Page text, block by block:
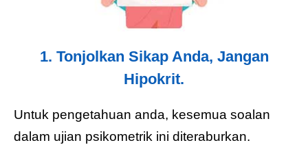
1. Tonjolkan Sikap Anda, Jangan
Hipokrit.
Untuk pengetahuan anda, kesemua soalan
dalam ujian psikometrik ini diteraburkan.